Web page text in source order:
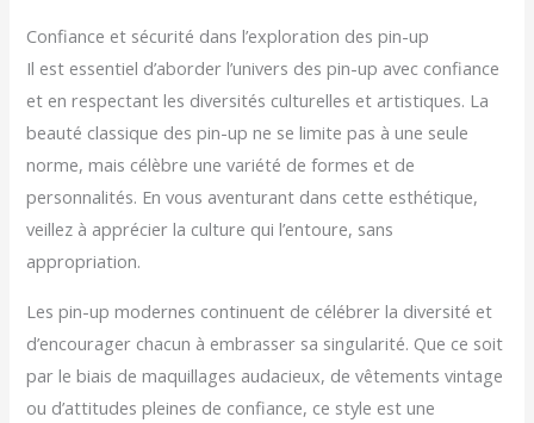
Confiance et sécurité dans l’exploration des pin-up
Il est essentiel d’aborder l’univers des pin-up avec confiance
et en respectant les diversités culturelles et artistiques. La
beauté classique des pin-up ne se limite pas à une seule
norme, mais célèbre une variété de formes et de
personnalités. En vous aventurant dans cette esthétique,
veillez à apprécier la culture qui l’entoure, sans
appropriation.
Les pin-up modernes continuent de célébrer la diversité et
d’encourager chacun à embrasser sa singularité. Que ce soit
par le biais de maquillages audacieux, de vêtements vintage
ou d’attitudes pleines de confiance, ce style est une